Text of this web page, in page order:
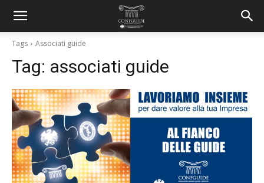
Tags Associati guide
Tag: associati guide